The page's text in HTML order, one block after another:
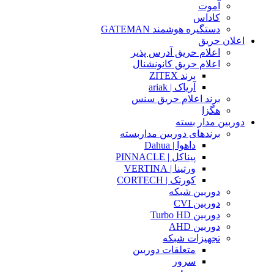
آموت
کاداس
دستگیره هوشمند GATEMAN
اعلان حریق
اعلام حریق آدرس پذیر
اعلام حریق کانونشنال
برند ZITEX
آریاک | ariak
برند اعلام حریق سنس
هگزا
دوربین مدار بسته
برندهای دوربین مداربسته
داهوا | Dahua
پیناکل | PINNACLE
ورتینا | VERTINA
کورتک | CORTECH
دوربین شبکه
دوربین CVI
دوربین Turbo HD
دوربین AHD
تجهیزات شبکه
متعلقات دوربین
سرور